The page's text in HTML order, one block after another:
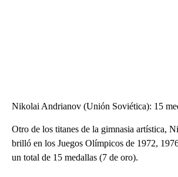
Nikolai Andrianov (Unión Soviética): 15
Otro de los titanes de la gimnasia artística,
brilló en los Juegos Olímpicos de 1972,
un total de 15 medallas (7 de oro).